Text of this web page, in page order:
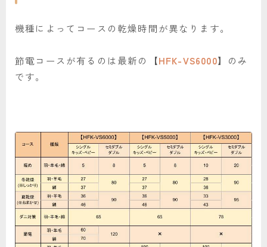
機種によってコースの乾燥時間が異なります。
節電コースが有るのは最新の【HFK-VS6000】のみ
です。